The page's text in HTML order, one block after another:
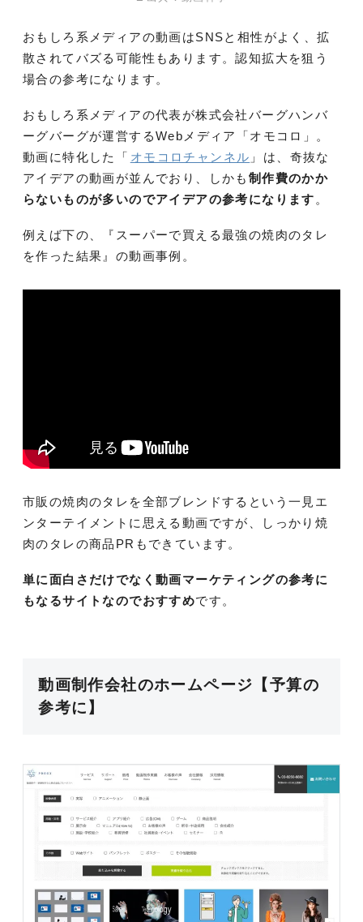
おもしろ系メディアの動画はSNSと相性がよく、拡
散されてバズる可能性もあります。認知拡大を狙う
場合の参考になります。
おもしろ系メディアの代表が株式会社バーグハンバ
ーグバーグが運営するWebメディア「オモコロ」。
動画に特化した「 オモコロチャンネル 」は、奇抜な
アイデアの動画が並んでおり、しかも 制作費のかか
らないものが多いのでアイデアの参考になります 。
例えば下の、『スーパーで買える最強の焼肉のタレ
を作った結果』の動画事例。
市販の焼肉のタレを全部ブレンドするという一見エ
ンターテイメントに思える動画ですが、しっかり焼
肉のタレの商品PRもできています。
単に面白さだけでなく動画マーケティングの参考に
もなるサイトなのでおすすめです。
動画制作会社のホームページ【予算の
参考に】